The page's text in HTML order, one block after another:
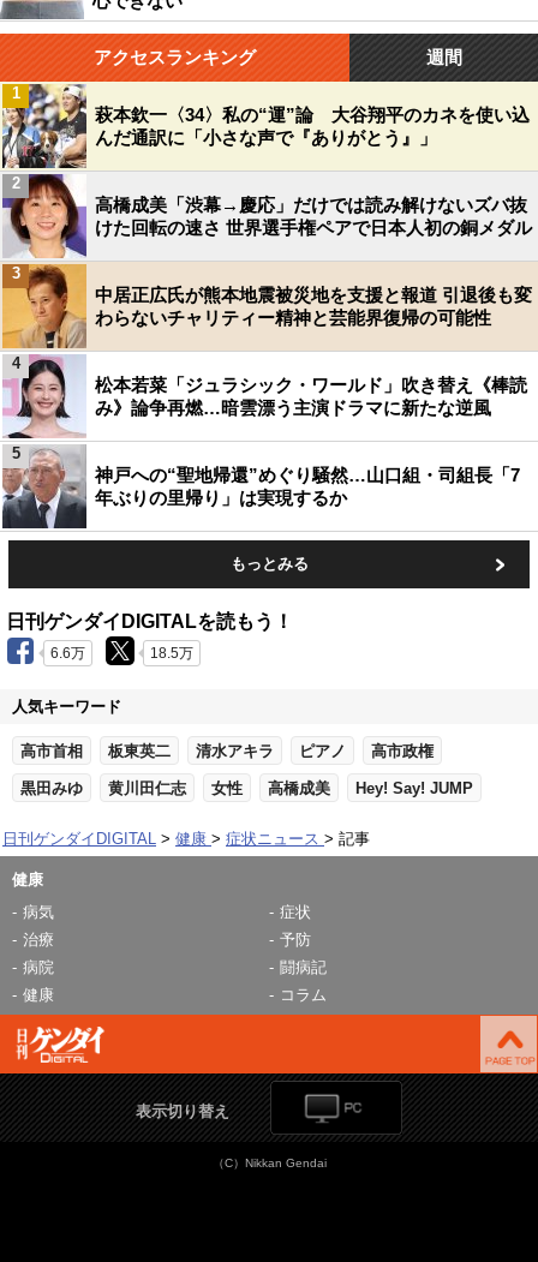
アクセスランキング 週間
萩本欽一〈34〉私の“運”論 大谷翔平のカネを使い込
んだ通訳に「小さな声で『ありがとう』」
1
高橋成美「渋幕→慶応」だけでは読み解けないズバ抜
けた回転の速さ 世界選手権ペアで日本人初の銅メダル
2
中居正広氏が熊本地震被災地を支援と報道 引退後も変
わらないチャリティー精神と芸能界復帰の可能性
3
松本若菜「ジュラシック・ワールド」吹き替え《棒読
み》論争再燃…暗雲漂う主演ドラマに新たな逆風
4
神戸への“聖地帰還”めぐり騒然…山口組・司組長「7
年ぶりの里帰り」は実現するか
5
もっとみる
日刊ゲンダイDIGITALを読もう！
6.6万 18.5万
人気キーワード
高市首相 板東英二 清水アキラ ピアノ 高市政権
黒田みゆ 黄川田仁志 女性 高橋成美 Hey! Say! JUMP
日刊ゲンダイDIGITAL 健康 症状ニュース 記事
健康
病気
症状
治療
予防
病院
闘病記
健康
コラム
表示切り替え
（C）Nikkan Gendai